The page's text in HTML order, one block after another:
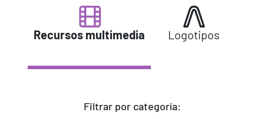
Recursos multimedia Logotipos
Filtrar por categoría: